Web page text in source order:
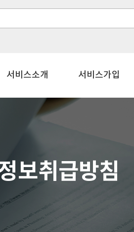
서비스소개 서비스가입
보취급방침